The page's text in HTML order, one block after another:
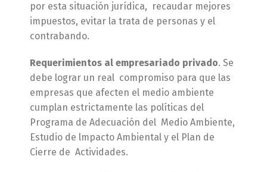
por esta situación jurídica, recaudar mejores
impuestos, evitar la trata de personas y el
contrabando.
Requerimientos al empresariado privado. Se
debe lograr un real compromiso para que las
empresas que afecten el medio ambiente
cumplan estrictamente las políticas del
Programa de Adecuación del Medio Ambiente,
Estudio de lmpacto Ambiental y el Plan de
Cierre de Actividades.